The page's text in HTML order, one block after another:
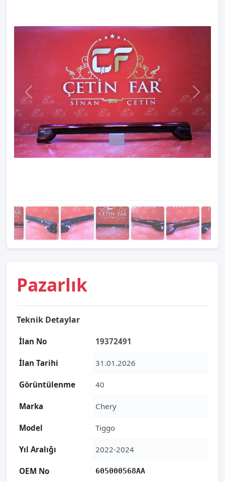
Pazarlık
Teknik Detaylar
İlan No 19372491
İlan Tarihi 31.01.2026
Görüntülenme 40
Marka Chery
Model Tiggo
Yıl Aralığı 2022-2024
OEM No 605000568AA